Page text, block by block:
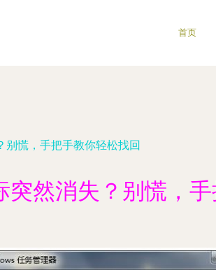
首页
别慌，手把手教你轻松找回
突然消失？别慌，